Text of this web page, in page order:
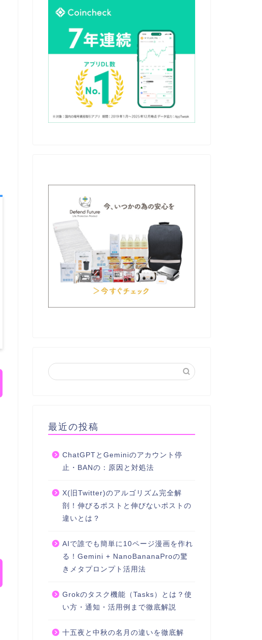
最近の投稿
ChatGPTとGeminiのアカウント停
止・BANの：原因と対処法
X(旧Twitter)のアルゴリズム完全解
剖！伸びるポストと伸びないポストの
違いとは？
AIで誰でも簡単に10ページ漫画を作れ
る！Gemini + NanoBananaProの驚
きメタプロンプト活用法
Grokのタスク機能（Tasks）とは？使
い方・通知・活用例まで徹底解説
十五夜と中秋の名月の違いを徹底解